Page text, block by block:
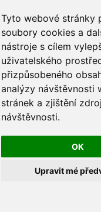
Tyto webové stránky
soubory cookies a
nástroje s cílem
uživatelského
přizpůsobeného
analýzy návštěvnosti
stránek a zjištění
návštěvnosti.
OK
Upravit mé